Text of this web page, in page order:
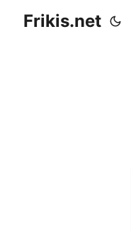
Frikis.net